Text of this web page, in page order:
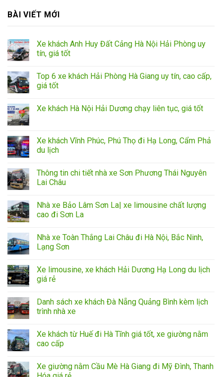
BÀI VIẾT MỚI
Xe khách Anh Huy Đất Cảng Hà Nội Hải Phòng uy
tín, giá tốt
Top 6 xe khách Hải Phòng Hà Giang uy tín, cao cấp,
giá tốt
Xe khách Hà Nội Hải Dương chạy liên tục, giá tốt
Xe khách Vĩnh Phúc, Phú Thọ đi Hạ Long, Cẩm Phả
du lịch
Thông tin chi tiết nhà xe Sơn Phương Thái Nguyên
Lai Châu
Nhà xe Bảo Lâm Sơn La| xe limousine chất lượng
cao đi Sơn La
Nhà xe Toàn Thắng Lai Châu đi Hà Nội, Bắc Ninh,
Lạng Sơn
Xe limousine, xe khách Hải Dương Hạ Long du lịch
giá rẻ
Danh sách xe khách Đà Nẵng Quảng Bình kèm lịch
trình nhà xe
Xe khách từ Huế đi Hà Tĩnh giá tốt, xe giường nằm
cao cấp
Xe giường nằm Cầu Mè Hà Giang đi Mỹ Đình, Thanh